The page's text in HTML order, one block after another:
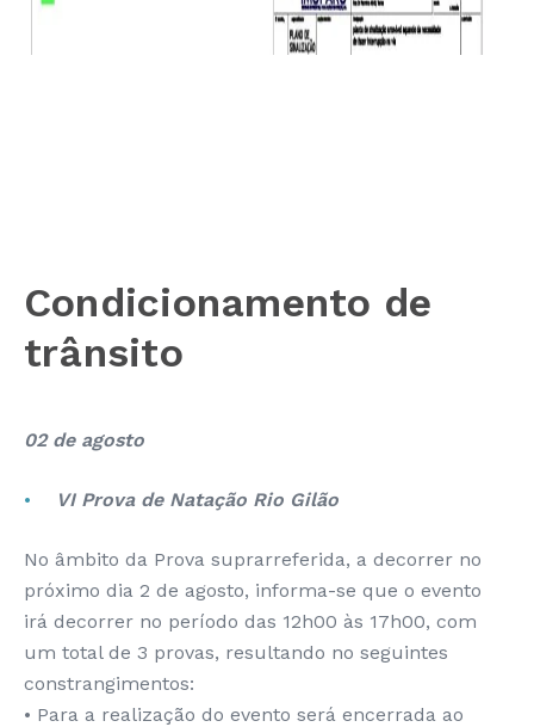
Condicionamento de
trânsito
02 de agosto
VI Prova de Natação Rio Gilão
No âmbito da Prova suprarreferida, a decorrer no
próximo dia 2 de agosto, informa-se que o evento
irá decorrer no período das 12h00 às 17h00, com
um total de 3 provas, resultando no seguintes
constrangimentos:
• Para a realização do evento será encerrada ao